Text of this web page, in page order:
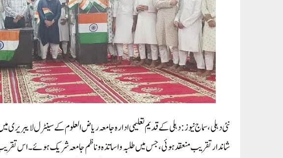
شاندار تقریب منعقد ہوئی ،جس میں طلبہ و اساتذہ و ناظم جامعہ شریک ہوئے۔ اس تقریب